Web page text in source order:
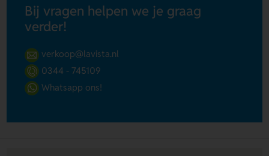
Bij vragen helpen we je graag
verder!
verkoop@lavista.nl
0344 - 745109
Whatsapp ons!